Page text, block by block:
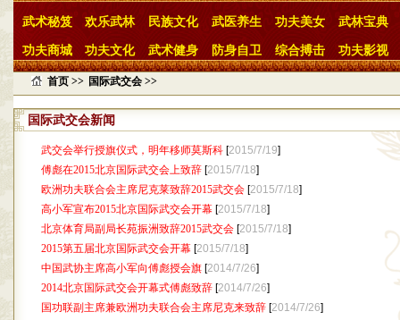
武术秘笈 欢乐武林 民族文化 武医养生 功夫美女 武林宝典
功夫商城 功夫文化 武术健身 防身自卫 综合搏击 功夫影视
首页 >> 国际武交会 >>
国际武交会新闻
武交会举行授旗仪式，明年移师莫斯科 [2015/7/19]
傅彪在2015北京国际武交会上致辞 [2015/7/18]
欧洲功夫联合会主席尼克莱致辞2015武交会 [2015/7/18]
高小军宣布2015北京国际武交会开幕 [2015/7/18]
北京体育局副局长苑振洲致辞2015武交会 [2015/7/18]
2015第五届北京国际武交会开幕 [2015/7/18]
中国武协主席高小军向傅彪授会旗 [2014/7/26]
2014北京国际武交会开幕式傅彪致辞 [2014/7/26]
国功联副主席兼欧洲功夫联合会主席尼克来致辞 [2014/7/26]